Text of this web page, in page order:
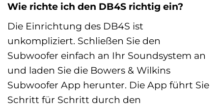
Wie richte ich den DB4S richtig ein?
Die Einrichtung des DB4S ist
unkompliziert. Schließen Sie den
Subwoofer einfach an Ihr Soundsystem an
und laden Sie die Bowers & Wilkins
Subwoofer App herunter. Die App führt Sie
Schritt für Schritt durch den